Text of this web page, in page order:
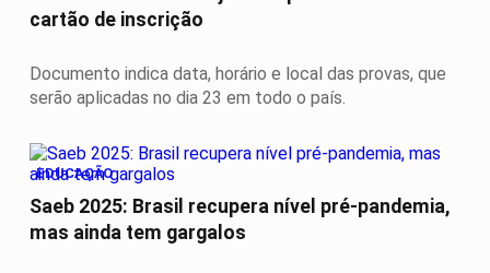
cartão de inscrição
Documento indica data, horário e local das provas, que
serão aplicadas no dia 23 em todo o país.
EDUCAÇÃO
Saeb 2025: Brasil recupera nível pré-pandemia,
mas ainda tem gargalos